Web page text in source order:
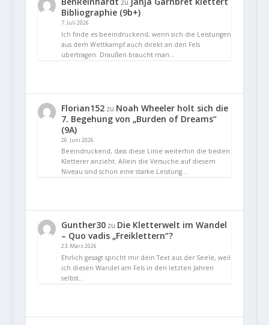
Bibliographie (9b+)
7. Juli 2026
Ich finde es beeindruckend, wenn sich die Leistungen
aus dem Wettkampf auch direkt an den Fels
übertragen. Draußen braucht man…
Florian152zu Noah Wheeler holt sich die
7. Begehung von „Burden of Dreams“
(9A)
26. Juni 2026
Beeindruckend, dass diese Linie weiterhin die besten
Kletterer anzieht. Allein die Versuche auf diesem
Niveau sind schon eine starke Leistung.…
Gunther30zu Die Kletterwelt im Wandel
– Quo vadis „Freiklettern“?
23. März 2026
Ehrlich gesagt spricht mir dein Text aus der Seele, weil
ich diesen Wandel am Fels in den letzten Jahren
selbst…